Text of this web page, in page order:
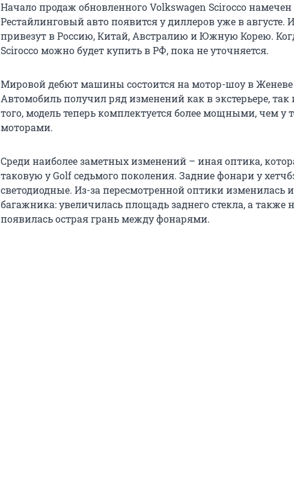
Начало продаж обновленного Volkswagen Scirocco намечен
Рестайлинговый авто появится у диллеров уже в августе.
привезут в Россию, Китай, Австралию и Южную Корею.
Scirocco можно будет купить в РФ, пока не уточняется.
Мировой дебют машины состоится на мотор-шоу в Женеве
Автомобиль получил ряд изменений как в экстерьере, так
того, модель теперь комплектуется более мощными, чем у
моторами.
Среди наиболее заметных изменений – иная оптика,
таковую у Golf седьмого поколения. Задние фонари у
светодиодные. Из-за пересмотренной оптики изменилась
багажника: увеличилась площадь заднего стекла, а также
появилась острая грань между фонарями.